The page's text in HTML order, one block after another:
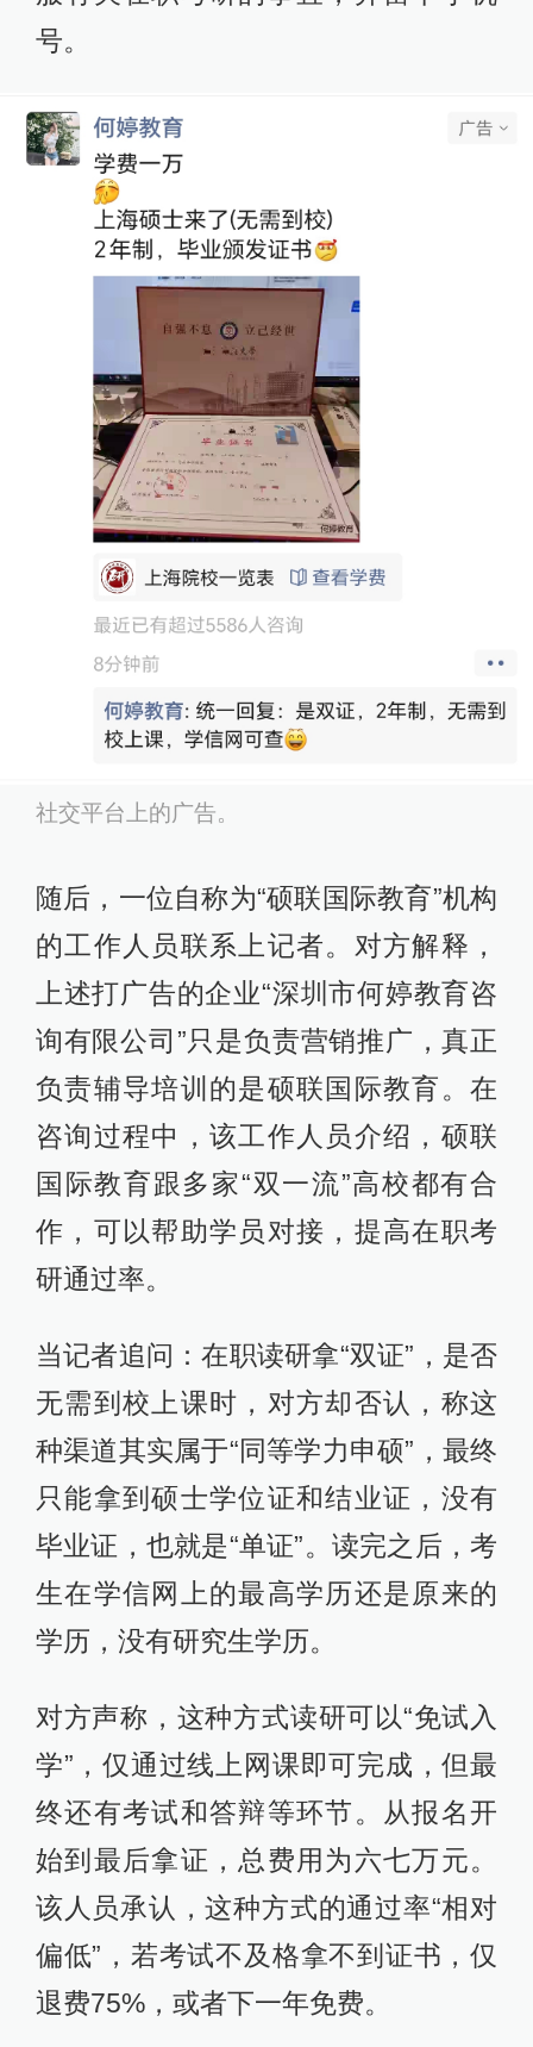
号。
社交平台上的广告。
随后，一位自称为“硕联国际教育”机构
的工作人员联系上记者。对方解释，
上述打广告的企业“深圳市何婷教育咨
询有限公司”只是负责营销推广，真正
负责辅导培训的是硕联国际教育。在
咨询过程中，该工作人员介绍，硕联
国际教育跟多家“双一流”高校都有合
作，可以帮助学员对接，提高在职考
研通过率。
当记者追问：在职读研拿“双证”，是否
无需到校上课时，对方却否认，称这
种渠道其实属于“同等学力申硕”，最终
只能拿到硕士学位证和结业证，没有
毕业证，也就是“单证”。读完之后，考
生在学信网上的最高学历还是原来的
学历，没有研究生学历。
对方声称，这种方式读研可以“免试入
学”，仅通过线上网课即可完成，但最
终还有考试和答辩等环节。从报名开
始到最后拿证，总费用为六七万元。
该人员承认，这种方式的通过率“相对
偏低”，若考试不及格拿不到证书，仅
退费75%，或者下一年免费。